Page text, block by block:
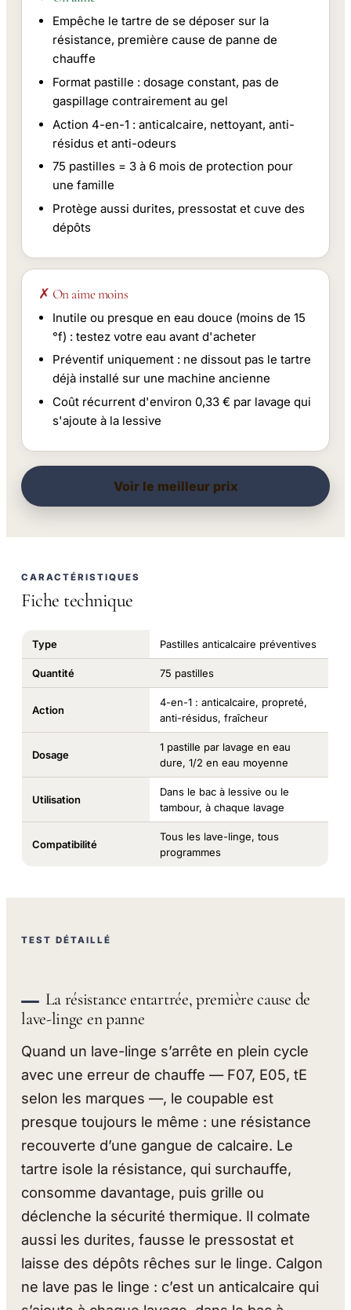
Empêche le tartre de se déposer sur la
résistance, première cause de panne de
chauffe
Format pastille : dosage constant, pas de
gaspillage contrairement au gel
Action 4-en-1 : anticalcaire, nettoyant, anti-
résidus et anti-odeurs
75 pastilles = 3 à 6 mois de protection pour
une famille
Protège aussi durites, pressostat et cuve des
dépôts
✗ On aime moins
Inutile ou presque en eau douce (moins de 15
°f) : testez votre eau avant d'acheter
Préventif uniquement : ne dissout pas le tartre
déjà installé sur une machine ancienne
Coût récurrent d'environ 0,33 € par lavage qui
s'ajoute à la lessive
Voir le meilleur prix
CARACTÉRISTIQUES
Fiche technique
Type Pastilles anticalcaire préventives
Quantité 75 pastilles
Action
4-en-1 : anticalcaire, propreté,
anti-résidus, fraîcheur
Dosage
1 pastille par lavage en eau
dure, 1/2 en eau moyenne
Utilisation
Dans le bac à lessive ou le
tambour, à chaque lavage
Compatibilité
Tous les lave-linge, tous
programmes
TEST DÉTAILLÉ
La résistance entartrée, première cause de
lave-linge en panne
Quand un lave-linge s’arrête en plein cycle
avec une erreur de chauffe — F07, E05, tE
selon les marques —, le coupable est
presque toujours le même : une résistance
recouverte d’une gangue de calcaire. Le
tartre isole la résistance, qui surchauffe,
consomme davantage, puis grille ou
déclenche la sécurité thermique. Il colmate
aussi les durites, fausse le pressostat et
laisse des dépôts rêches sur le linge. Calgon
ne lave pas le linge : c’est un anticalcaire qui